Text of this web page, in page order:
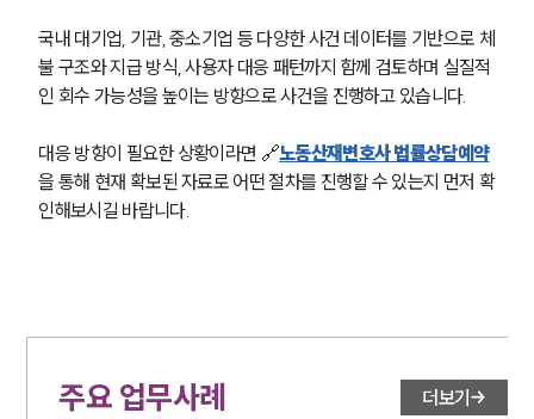
국내 대기업, 기관, 중소기업 등 다양한 사건 데이터를 기반으로 체
불 구조와 지급 방식, 사용자 대응 패턴까지 함께 검토하며 실질적
인 회수 가능성을 높이는 방향으로 사건을 진행하고 있습니다.
대응 방향이 필요한 상황이라면 🔗노동산재변호사 법률상담예약
을 통해 현재 확보된 자료로 어떤 절차를 진행할 수 있는지 먼저 확
인해보시길 바랍니다.
주요 업무사례 더보기